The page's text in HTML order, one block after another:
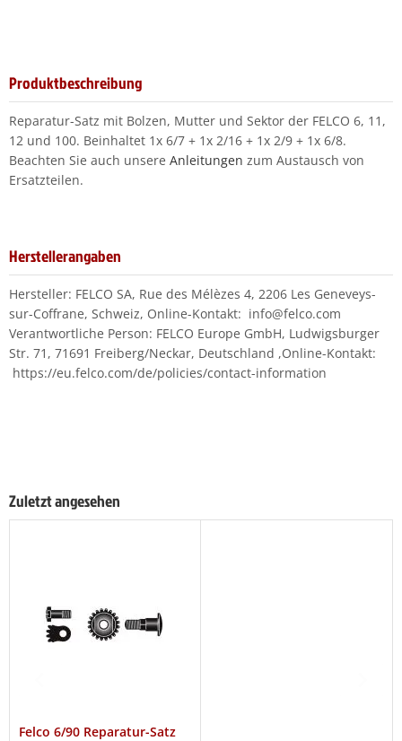
Produktbeschreibung
Reparatur-Satz mit Bolzen, Mutter und Sektor der FELCO 6, 11,
12 und 100. Beinhaltet 1x 6/7 + 1x 2/16 + 1x 2/9 + 1x 6/8.
Beachten Sie auch unsere Anleitungen zum Austausch von
Ersatzteilen.
Herstellerangaben
Hersteller: FELCO SA, Rue des Mélèzes 4, 2206 Les Geneveys-
sur-Coffrane, Schweiz, Online-Kontakt: info@felco.com
Verantwortliche Person: FELCO Europe GmbH, Ludwigsburger
Str. 71, 71691 Freiberg/Neckar, Deutschland ,Online-Kontakt:
https://eu.felco.com/de/policies/contact-information
Zuletzt angesehen
Felco 6/90 Reparatur-Satz